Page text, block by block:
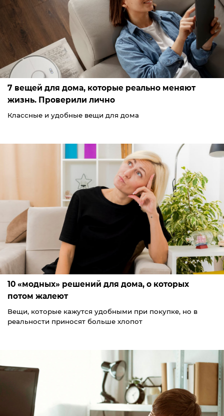
7 вещей для дома, которые реально меняют
жизнь. Проверили лично
Классные и удобные вещи для дома
10 «модных» решений для дома, о которых
потом жалеют
Вещи, которые кажутся удобными при покупке, но в
реальности приносят больше хлопот